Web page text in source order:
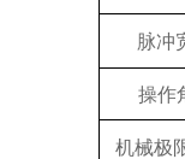
脉冲
操作
机械极